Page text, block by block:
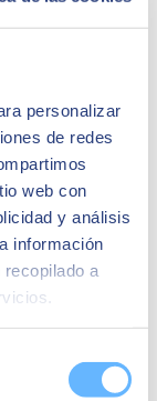
personalizar
de redes
web con
y análisis
información
a
d'expansion de